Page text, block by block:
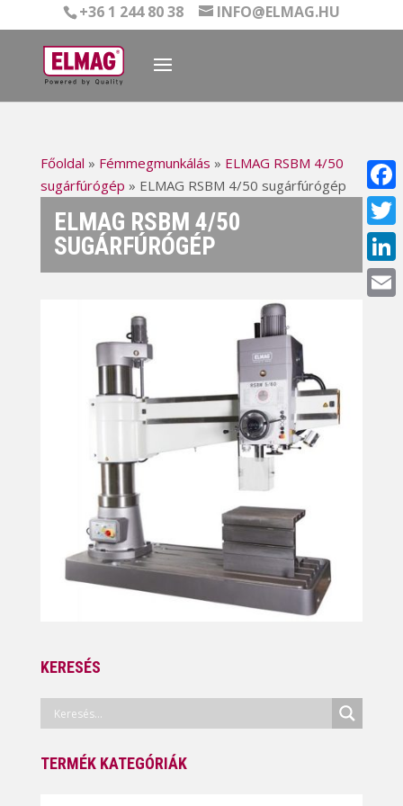
+36 1 244 80 38 INFO@ELMAG.HU
Főoldal » Fémmegmunkálás » ELMAG RSBM 4/50
sugárfúrógép » ELMAG RSBM 4/50 sugárfúrógép
ELMAG RSBM 4/50
SUGÁRFÚRÓGÉP
KERESÉS
TERMÉK KATEGÓRIÁK